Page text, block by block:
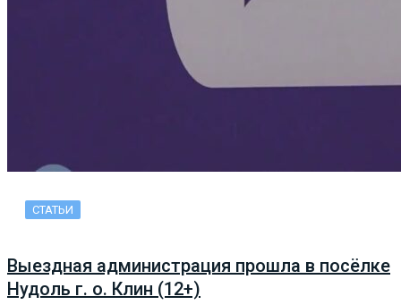
СТАТЬИ
Выездная администрация прошла в посёлке
Нудоль г. о. Клин (12+)